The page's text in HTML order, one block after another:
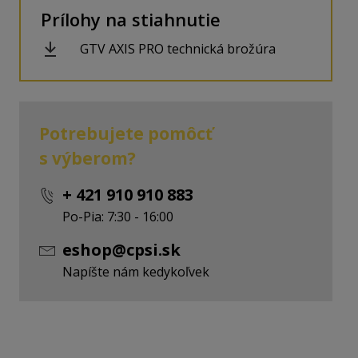
Prílohy na stiahnutie
GTV AXIS PRO technická brožúra
Potrebujete pomôcť
s výberom?
+ 421 910 910 883
Po-Pia: 7:30 - 16:00
eshop@cpsi.sk
Napíšte nám kedykoľvek